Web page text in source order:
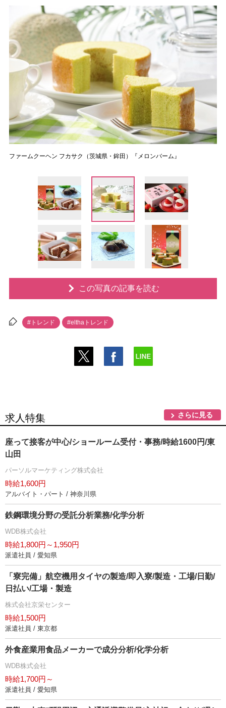
ファームクーヘン フカサク（茨城県・鉾田）『メロンバーム』
この写真の記事を読む
#トレンド #elthaトレンド
求人特集 さらに見る
座って接客が中心/ショールーム受付・事務/時給1600円/東
山田
パーソルマーケティング株式会社
時給1,600円
アルバイト・パート / 神奈川県
鉄鋼環境分野の受託分析業務/化学分析
WDB株式会社
時給1,800円～1,950円
派遣社員 / 愛知県
「寮完備」航空機用タイヤの製造/即入寮/製造・工場/日勤/
日払い/工場・製造
株式会社京栄センター
時給1,500円
派遣社員 / 東京都
外食産業用食品メーカーで成分分析/化学分析
WDB株式会社
時給1,700円～
派遣社員 / 愛知県